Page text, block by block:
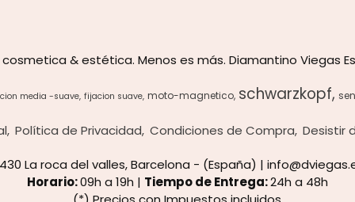
& estética. Menos es más. Diamantino Viegas
media -suave fijacion suave moto-magnetico schwarzkopf
Política de Privacidad Condiciones de Compra Desistir
La roca del valles, Barcelona - (España) |
Horario:09h a 19h | Tiempo de Entrega:24h a 48h